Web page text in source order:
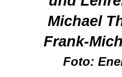
Michael
Frank-
Foto: